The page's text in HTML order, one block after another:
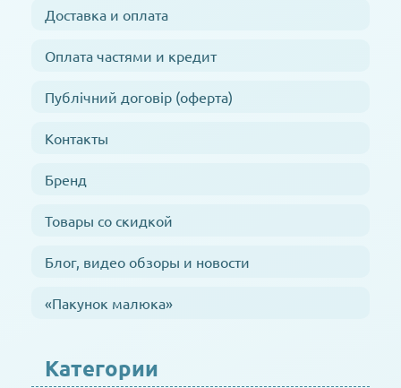
Доставка и оплата
Оплата частями и кредит
Публічний договір (оферта)
Контакты
Бренд
Товары со скидкой
Блог, видео обзоры и новости
«Пакунок малюка»
Категории